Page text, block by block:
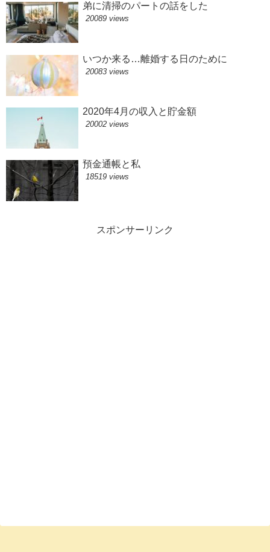
弟に清掃のパートの話をした
20089 views
いつか来る…離婚する日のために
20083 views
2020年4月の収入と貯金額
20002 views
預金通帳と私
18519 views
スポンサーリンク